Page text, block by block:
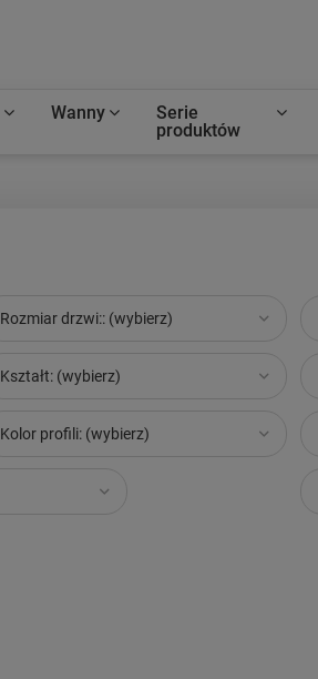
Wanny
Serie
produktów
Rozmiar drzwi:: (wybierz)
Kształt: (wybierz)
Kolor profili: (wybierz)